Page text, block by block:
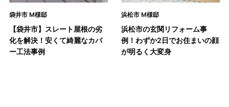
袋井市 M様邸
【袋井市】スレート屋根の劣
化を解決！安くて綺麗なカバ
ー工法事例
浜松市 M様邸
浜松市の玄関リフォーム事
例！わずか2日でお住まいの顔
が明るく大変身